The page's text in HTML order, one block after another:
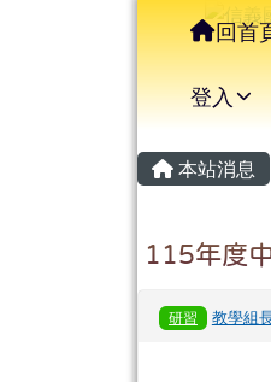
信義國小導覽列
回首
登入
主內容
本站消息
115年度
研習 教學組
頁尾區域